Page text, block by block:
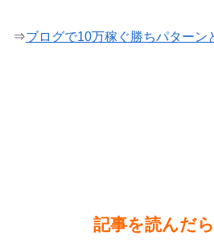
⇒ブログで10万稼ぐ勝ちパターン
記事を読んだ